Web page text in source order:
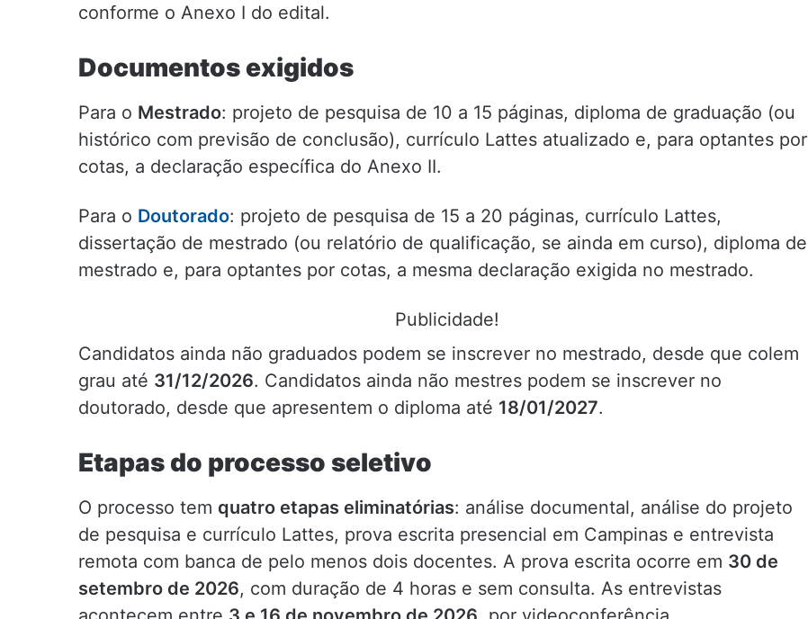
conforme o Anexo I do edital.
Documentos exigidos
Para o Mestrado: projeto de pesquisa de 10 a 15 páginas, diploma de graduação (ou
histórico com previsão de conclusão), currículo Lattes atualizado e, para optantes por
cotas, a declaração específica do Anexo II.
Para o Doutorado: projeto de pesquisa de 15 a 20 páginas, currículo Lattes,
dissertação de mestrado (ou relatório de qualificação, se ainda em curso), diploma de
mestrado e, para optantes por cotas, a mesma declaração exigida no mestrado.
Publicidade!
Candidatos ainda não graduados podem se inscrever no mestrado, desde que colem
grau até 31/12/2026. Candidatos ainda não mestres podem se inscrever no
doutorado, desde que apresentem o diploma até 18/01/2027.
Etapas do processo seletivo
O processo tem quatro etapas eliminatórias: análise documental, análise do projeto
de pesquisa e currículo Lattes, prova escrita presencial em Campinas e entrevista
remota com banca de pelo menos dois docentes. A prova escrita ocorre em 30 de
setembro de 2026, com duração de 4 horas e sem consulta. As entrevistas